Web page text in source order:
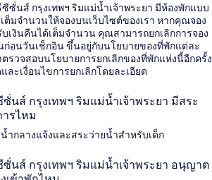
ซั่นส์ กรุงเทพฯ ริมแม่น้ำเจ้าพระยา มีห้องพักแบบ
ต็มจำนวนให้จองบนเว็บไซต์ของเรา หากคุณจอง
เงินคืนได้เต็มจำนวน คุณสามารถยกเลิกการจอง
ก่อนวันเช็กอิน ขึ้นอยู่กับนโยบายของที่พักแต่ละ
รวจสอบนโยบายการยกเลิกของที่พักแห่งนี้อีกครั้ง
ละเงื่อนไขการยกเลิกโดยละเอียด
นส์ กรุงเทพฯ ริมแม่น้ำเจ้าพระยา มีสระ
รไหม
ำกลางแจ้งและสระว่ายน้ำสำหรับเด็ก
นส์ กรุงเทพฯ ริมแม่น้ำเจ้าพระยา อนุญาต